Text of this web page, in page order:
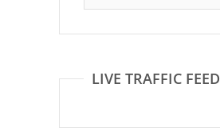
LIVE TRAFFIC FEED